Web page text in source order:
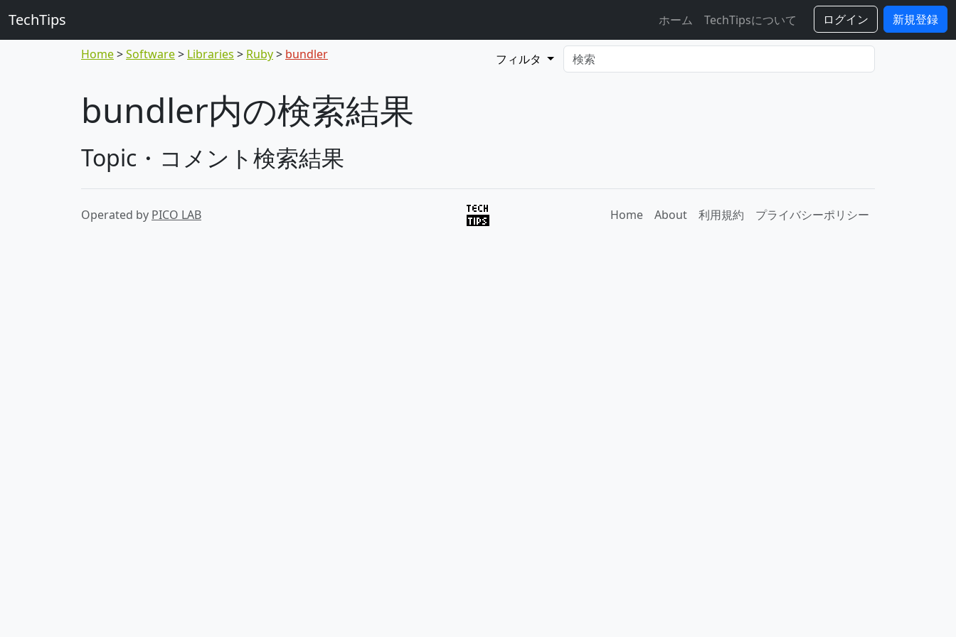
TechTips ホーム TechTipsについて ログイン 新規登録
Home Software Libraries Ruby bundler フィルタ
bundler内の検索結果
Topic・コメント検索結果
Operated by PICO LAB Home About 利用規約 プライバシーポリシー